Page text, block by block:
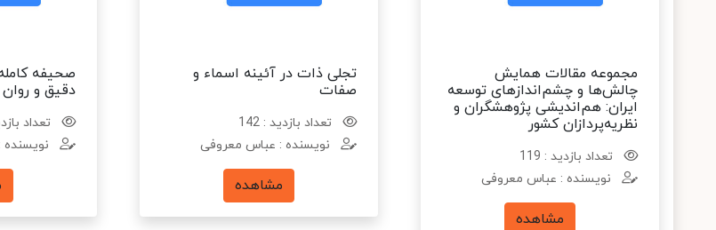
مجموعه مقالات همایش
چالش‌ها و چشم‌اندازهای توسعه
ایران: هم‌اندیشی پژوهشگران و
نظریه‌پردازان کشور
تعداد بازدید : 119
نویسنده : عباس معروفی
مشاهده
تجلی ذات در آئینه اسماء و
صفات
تعداد بازدید : 142
نویسنده : عباس معروفی
مشاهده
صحیفه
دقیق و روان
تعداد